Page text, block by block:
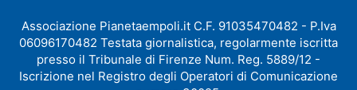
Associazione Pianetaempoli.it C.F. 91035470482 - P.Iva
06096170482 Testata giornalistica, regolarmente iscritta
presso il Tribunale di Firenze Num. Reg. 5889/12 -
Iscrizione nel Registro degli Operatori di Comunicazione